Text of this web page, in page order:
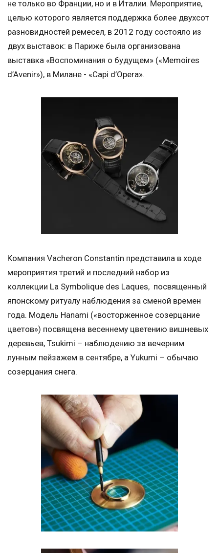
не только во Франции, но и в Италии. Мероприятие,
целью которого является поддержка более двухсот
разновидностей ремесел, в 2012 году состояло из
двух выставок: в Париже была организована
выставка «Воспоминания о будущем» («Memoires
d’Avenir»), в Милане - «Capi d’Opera».
Компания Vacheron Constantin представила в ходе
мероприятия третий и последний набор из
коллекции La Symbolique des Laques, посвященный
японскому ритуалу наблюдения за сменой времен
года. Модель Hanami («восторженное созерцание
цветов») посвящена весеннему цветению вишневых
деревьев, Tsukimi – наблюдению за вечерним
лунным пейзажем в сентябре, а Yukumi – обычаю
созерцания снега.